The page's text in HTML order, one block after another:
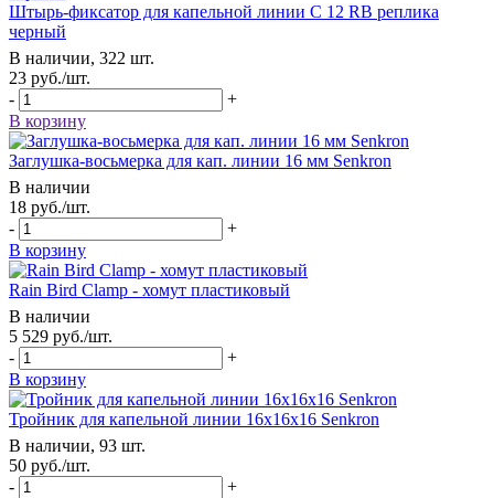
Штырь-фиксатор для капельной линии C 12 RB реплика
черный
В наличии, 322 шт.
23 руб./шт.
-
+
В корзину
Заглушка-восьмерка для кап. линии 16 мм Senkron
В наличии
18 руб./шт.
-
+
В корзину
Rain Bird Clamp - хомут пластиковый
В наличии
5 529 руб./шт.
-
+
В корзину
Тройник для капельной линии 16х16х16 Senkron
В наличии, 93 шт.
50 руб./шт.
-
+